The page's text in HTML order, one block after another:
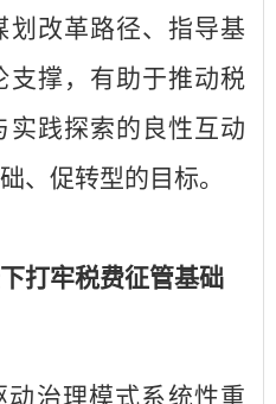
划改革路径、指导基
支撑，有助于推动税
实践探索的良性互动
、促转型的目标。
打牢税费征管基础
动治理模式系统性重